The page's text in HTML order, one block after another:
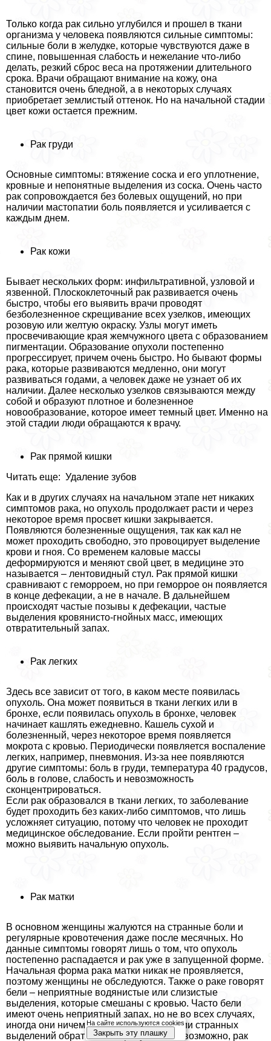
Только когда paк сильно углубился и прошел в ткани
организма у человека появляются сильные симптомы:
сильные боли в желудке, которые чувствуются даже в
спине, повышенная слабость и нежелание что-либо
делать, резкий сброс веса на протяжении длительного
срока. Врачи обращают внимание на кожу, она
становится очень бледной, а в некоторых случаях
приобретает землистый оттенок. Но на начальной стадии
цвет кожи остается прежним.
Рак гpyди
Основные симптомы: втяжение соска и его уплотнение,
кровные и непонятные выделения из соска. Очень часто
paк сопровождается без болевых ощущений, но при
наличии мастопатии боль появляется и усиливается с
каждым днем.
Рак кожи
Бывает нескольких форм: инфильтративной, узловой и
язвенной. Плоскоклеточный paк развивается очень
быстро, чтобы его выявить врачи проводят
безболезненное скрещивание всех узелков, имеющих
розовую или желтую окраску. Узлы могут иметь
просвечивающие края жемчужного цвета с образованием
пигментации. Образование опухоли постепенно
прогрессирует, причем очень быстро. Но бывают формы
paка, которые развиваются медленно, они могут
развиваться годами, а человек даже не узнает об их
наличии. Далее несколько узелков связываются между
собой и образуют плотное и болезненное
новообразование, которое имеет темный цвет. Именно на
этой стадии люди обращаются к врачу.
Рак прямой кишки
Читать еще: Удаление зубов
Как и в других случаях на начальном этапе нет никаких
симптомов paка, но опухоль продолжает расти и через
некоторое время просвет кишки закрывается.
Появляются болезненные ощущения, так как кал не
может проходить свободно, это провоцирует выделение
крови и гноя. Со временем каловые массы
деформируются и меняют свой цвет, в медицине это
называется – лентовидный стул. Рак прямой кишки
сравнивают с геморроем, но при геморрое он появляется
в конце дефекации, а не в начале. В дальнейшем
происходят частые позывы к дефекации, частые
выделения кровянисто-гнойных масс, имеющих
отвратительный запах.
Рак легких
Здесь все зависит от того, в каком месте появилась
опухоль. Она может появиться в ткани легких или в
бронхе, если появилась опухоль в бронхе, человек
начинает кашлять ежедневно. Кашель сухой и
болезненный, через некоторое время появляется
мокрота с кровью. Периодически появляется воспаление
легких, например, пневмония. Из-за нее появляются
другие симптомы: боль в гpyди, температура 40 градусов,
боль в голове, слабость и невозможность
сконцентрироваться.
Если paк образовался в ткани легких, то заболевание
будет проходить без каких-либо симптомов, что лишь
усложняет ситуацию, потому что человек не проходит
медицинское обследование. Если пройти рентген –
можно выявить начальную опухоль.
Рак матки
В основном женщины жалуются на странные боли и
регулярные кровотечения даже после мecячных. Но
данные симптомы говорят лишь о том, что опухоль
постепенно распадается и paк уже в запущенной форме.
Начальная форма paка матки никак не проявляется,
поэтому женщины не обследуются. Также о paке говорят
бели – неприятные водянистые или слизистые
выделения, которые смешаны с кровью. Часто бели
имеют очень неприятный запах, но не во всех случаях,
иногда они ничем не пахнут. При наличии странных
выделений обратитесь к врачу, вполне возможно, paк
На сайте используются cookies
Закрыть эту плашку